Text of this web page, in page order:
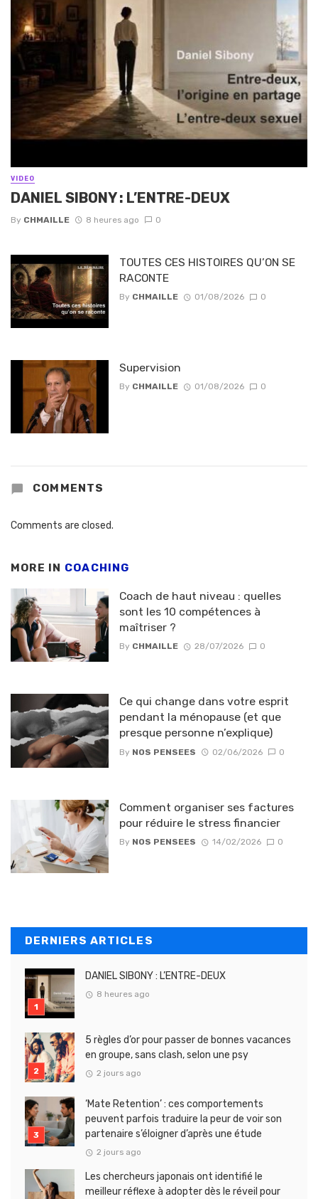
VIDEO
DANIEL SIBONY : L’ENTRE-DEUX
By CHMAILLE 8 heures ago 0
TOUTES CES HISTOIRES QU’ON SE
RACONTE
By CHMAILLE 01/08/2026 0
Supervision
By CHMAILLE 01/08/2026 0
COMMENTS
Comments are closed.
MORE IN COACHING
Coach de haut niveau : quelles
sont les 10 compétences à
maîtriser ?
By CHMAILLE 28/07/2026 0
Ce qui change dans votre esprit
pendant la ménopause (et que
presque personne n’explique)
By NOS PENSEES 02/06/2026 0
Comment organiser ses factures
pour réduire le stress financier
By NOS PENSEES 14/02/2026 0
DERNIERS ARTICLES
DANIEL SIBONY : L’ENTRE-DEUX
8 heures ago
5 règles d’or pour passer de bonnes vacances
en groupe, sans clash, selon une psy
2 jours ago
‘Mate Retention’ : ces comportements
peuvent parfois traduire la peur de voir son
partenaire s’éloigner d’après une étude
2 jours ago
Les chercheurs japonais ont identifié le
meilleur réflexe à adopter dès le réveil pour